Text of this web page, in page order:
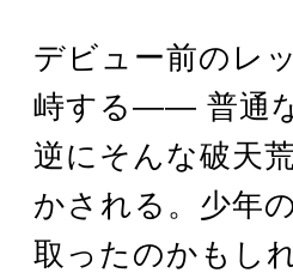
デビュー前のレ
峙する―― 普通
逆にそんな破天
かされる。少年
取ったのかもし